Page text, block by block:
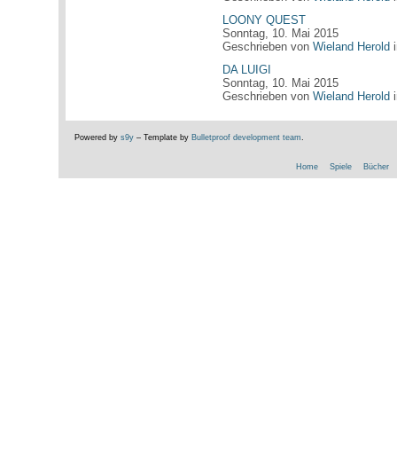
LOONY QUEST
Sonntag, 10. Mai 2015
Geschrieben vonWieland Herold
DA LUIGI
Sonntag, 10. Mai 2015
Geschrieben vonWieland Herold
Powered by s9y– Template by Bulletproof development team
Home Spiele Bücher